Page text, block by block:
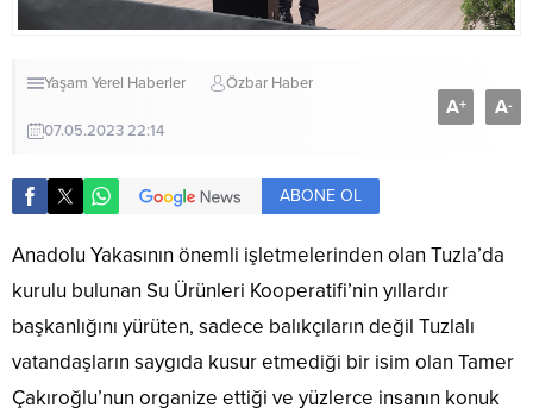
Yaşam Yerel Haberler Özbar Haber
07.05.2023 22:14
A+ A-
ABONE OL
Anadolu Yakasının önemli işletmelerinden olan Tuzla’da
kurulu bulunan Su Ürünleri Kooperatifi’nin yıllardır
başkanlığını yürüten, sadece balıkçıların değil Tuzlalı
vatandaşların saygıda kusur etmediği bir isim olan Tamer
Çakıroğlu’nun organize ettiği ve yüzlerce insanın konuk